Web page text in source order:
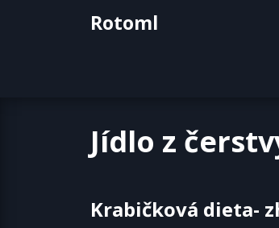
Rotoml
Jídlo z
Krabičková dieta-